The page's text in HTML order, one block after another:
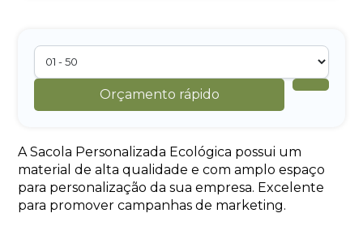
Orçamento rápido
A Sacola Personalizada Ecológica possui um
material de alta qualidade e com amplo espaço
para personalização da sua empresa. Excelente
para promover campanhas de marketing.